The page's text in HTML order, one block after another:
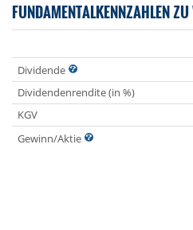
FUNDAMENTALKENNZAHLEN
Dividende
Dividendenrendite (in %)
KGV
Gewinn/Aktie